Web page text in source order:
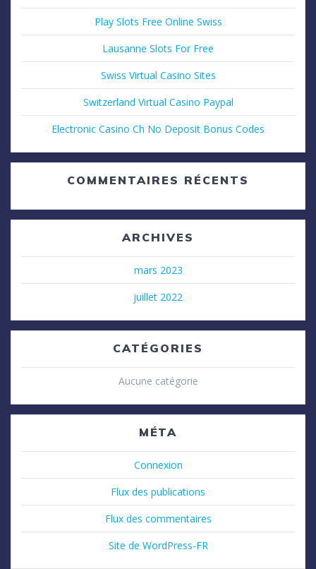
Play Slots Free Online Swiss
Lausanne Slots For Free
Swiss Virtual Casino Sites
Switzerland Virtual Casino Paypal
Electronic Casino Ch No Deposit Bonus Codes
COMMENTAIRES RÉCENTS
ARCHIVES
mars 2023
juillet 2022
CATÉGORIES
Aucune catégorie
MÉTA
Connexion
Flux des publications
Flux des commentaires
Site de WordPress-FR